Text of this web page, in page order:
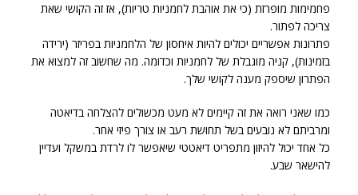
פחמימות מופרזת (כי את אוהבת לחמניות טריות), אז זה הקושי שאת
צריכה לפתור.
פתרונות אפשריים יכולים להיות איחסון של הלחמניות בפריזר (ירידה
בזמינות), קניה מוגבלת של לחמניות וכדומה. מה שחשוב זה למצוא את
הפתרון שיספק מענה לקושי שלך.
כמו שאני רואה את זה קיימים לא מעט מכשולים להצלחה בדיאטה
ומרביתם לא נובעים בשל תחושת רעב או צורך פיזי אחר.
כל אחד יכול להיזון מתפריט דיאטטי שיאפשר לו לרדת במשקל ועדיין
להישאר שבע.